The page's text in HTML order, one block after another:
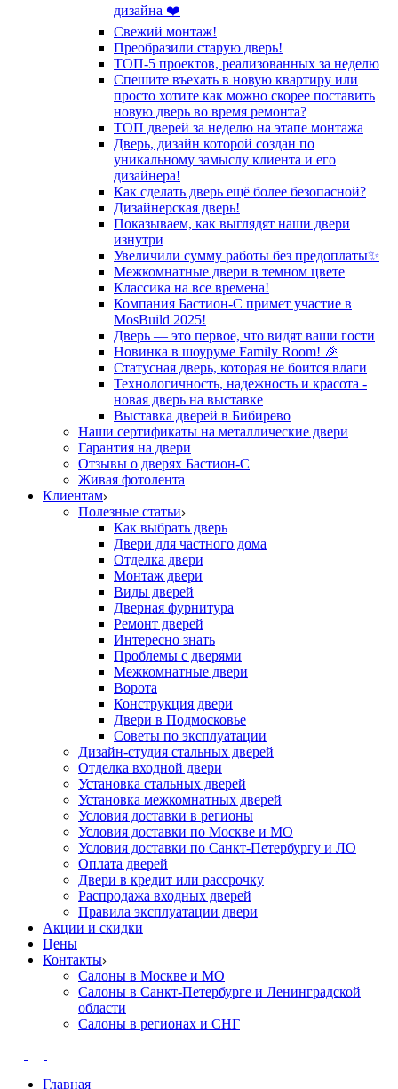
дизайна ❤️
Свежий монтаж!
Преобразили старую дверь!
ТОП-5 проектов, реализованных за неделю
Спешите въехать в новую квартиру или
просто хотите как можно скорее поставить
новую дверь во время ремонта?
ТОП дверей за неделю на этапе монтажа
Дверь, дизайн которой создан по
уникальному замыслу клиента и его
дизайнера!
Как сделать дверь ещё более безопасной?
Дизайнерская дверь!
Показываем, как выглядят наши двери
изнутри
Увеличили сумму работы без предоплаты✨
Межкомнатные двери в темном цвете
Классика на все времена!
Компания Бастион-С примет участие в
MosBuild 2025!
Дверь — это первое, что видят ваши гости
Новинка в шоуруме Family Room! 🎉
Статусная дверь, которая не боится влаги
Технологичность, надежность и красота -
новая дверь на выставке
Выставка дверей в Бибирево
Наши сертификаты на металлические двери
Гарантия на двери
Отзывы о дверях Бастион-С
Живая фотолента
Клиентам
Полезные статьи
Как выбрать дверь
Двери для частного дома
Отделка двери
Монтаж двери
Виды дверей
Дверная фурнитура
Ремонт дверей
Интересно знать
Проблемы с дверями
Межкомнатные двери
Ворота
Конструкция двери
Двери в Подмосковье
Cоветы по эксплуатации
Дизайн-студия стальных дверей
Отделка входной двери
Установка стальных дверей
Установка межкомнатных дверей
Условия доставки в регионы
Условия доставки по Москве и МО
Условия доставки по Санкт-Петербургу и ЛО
Оплата дверей
Двери в кредит или рассрочку
Распродажа входных дверей
Правила эксплуатации двери
Акции и скидки
Цены
Контакты
Салоны в Москве и МО
Салоны в Санкт-Петербурге и Ленинградской
области
Салоны в регионах и СНГ
Главная